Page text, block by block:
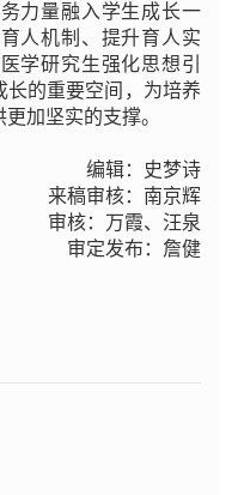
力量融入学生成长一
人机制、提升育人实
学研究生强化思想引
长的重要空间，为培养
加坚实的支撑。
编辑：史梦诗
来稿审核：南京辉
审核：万霞、汪泉
审定发布：詹健